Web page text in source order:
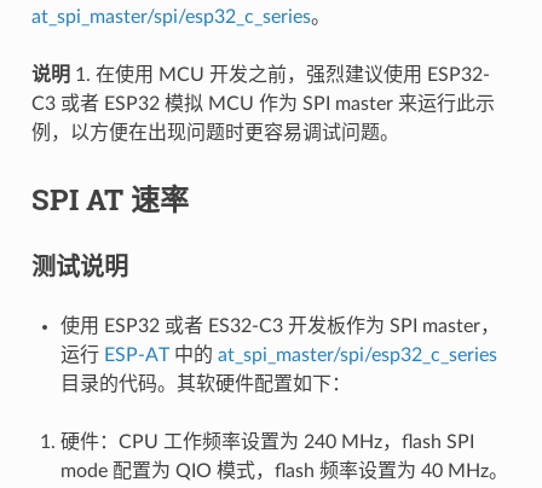
at_spi_master/spi/esp32_c_series。
说明 1. 在使用 MCU 开发之前，强烈建议使用 ESP32-
C3 或者 ESP32 模拟 MCU 作为 SPI master 来运行此示
例，以方便在出现问题时更容易调试问题。
SPI AT 速率
测试说明
使用 ESP32 或者 ES32-C3 开发板作为 SPI master，
运行 ESP-AT中的 at_spi_master/spi/esp32_c_series
目录的代码。其软硬件配置如下：
硬件：CPU 工作频率设置为 240 MHz，flash SPI
mode 配置为 QIO 模式，flash 频率设置为 40 MHz。